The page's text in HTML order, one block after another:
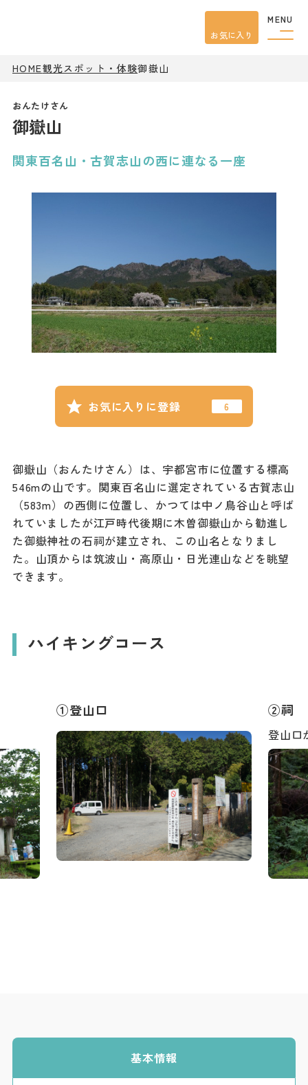
MENU
お気に入り
HOME観光スポット・体験御嶽山
御嶽山
お気に入りに登録
関東百名山・古賀志山の西に連なる一座
御嶽山（おんたけさん）は、宇都宮市に位置する標高
546mの山です。関東百名山に選定されている古賀志山
（583m）の西側に位置し、かつては中ノ鳥谷山と呼ば
れていましたが江戸時代後期に木曽御嶽山から勧進し
た御嶽神社の石祠が建立され、この山名となりまし
た。山頂からは筑波山・高原山・日光連山などを眺望
できます。
ハイキングコース
①登山口 ②祠
登山口
基本情報
イベント
宿泊
ピックアップ
はじめての宇都宮
宇都宮市民ライター
記事
市民がおすすめ！餃
子店
撮影支援・
MICE
フィルムコミ
ッション
MICE